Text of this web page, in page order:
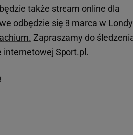
także stream online dla
odbędzie się 8 marca w
Zapraszamy do
internetowej Sport.pl .